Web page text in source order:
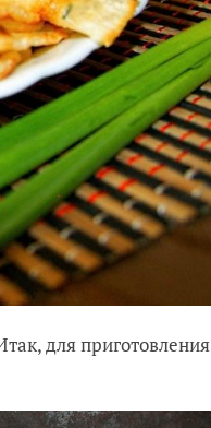
для приготовления